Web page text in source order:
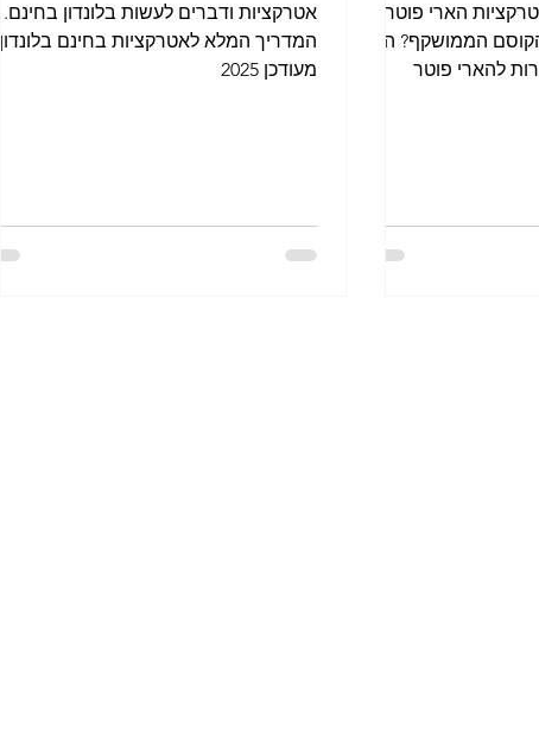
הארי פוטר
הממושקף? הנה
להארי פוטר
אטרקציות ודברים לעשות בלונדון בחינם.
המדריך המלא לאטרקציות בחינם בלונדון.
מעודכן 2025